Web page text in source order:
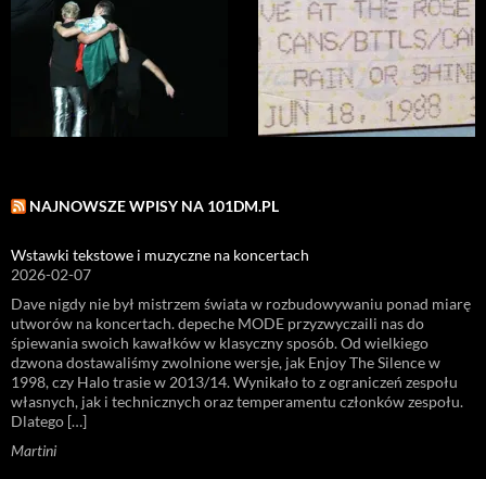
NAJNOWSZE WPISY NA 101DM.PL
Wstawki tekstowe i muzyczne na koncertach
2026-02-07
Dave nigdy nie był mistrzem świata w rozbudowywaniu ponad miarę
utworów na koncertach. depeche MODE przyzwyczaili nas do
śpiewania swoich kawałków w klasyczny sposób. Od wielkiego
dzwona dostawaliśmy zwolnione wersje, jak Enjoy The Silence w
1998, czy Halo trasie w 2013/14. Wynikało to z ograniczeń zespołu
własnych, jak i technicznych oraz temperamentu członków zespołu.
Dlatego […]
Martini